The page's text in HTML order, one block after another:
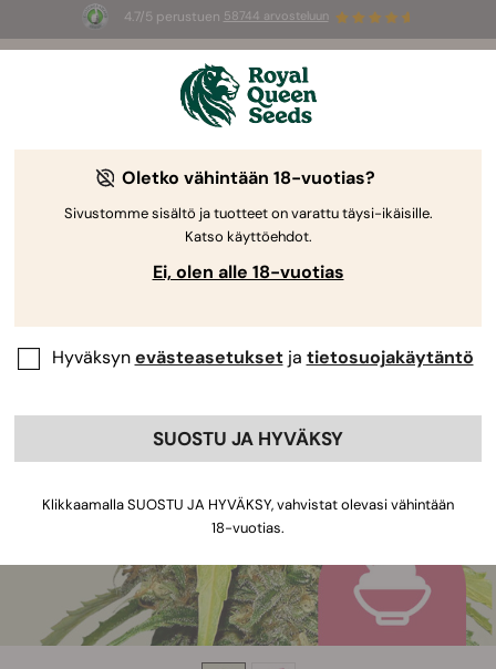
4.7/5 perustuen 58744 arvosteluun
3 White Widow Auto mag
Oletko vähintään 18-vuotias?
Sivustomme sisältö ja tuotteet on varattu täysi-ikäisille.
Katso käyttöehdot.
Ei, olen alle 18-vuotias
Hyväksynevästeasetuksetja tietosuojakäytäntö
SUOSTU JA HYVÄKSY
Klikkaamalla SUOSTU JA HYVÄKSY, vahvistat olevasi vähintään
18-vuotias.